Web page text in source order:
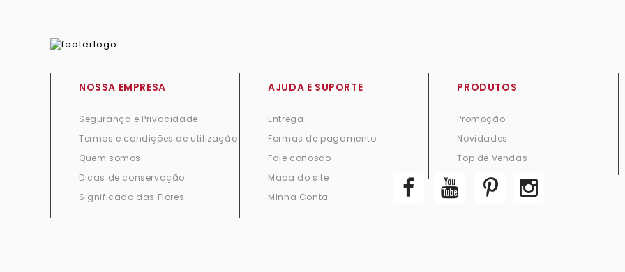
NOSSA EMPRESA
Segurança e Privacidade
Termos e condições de utilização
Quem somos
Dicas de conservação
Significado das Flores
AJUDA E SUPORTE
Entrega
Formas de pagamento
Fale conosco
Mapa do site
Minha Conta
PRODUTOS
Promoção
Novidades
Top de Vendas